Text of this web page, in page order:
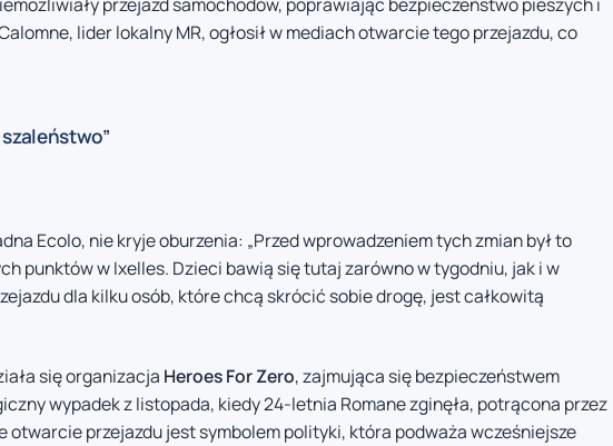
lider lokalny MR, ogłosił w mediach otwarcie tego przejazdu, co
Ecolo, nie kryje oburzenia: „Przed wprowadzeniem tych zmian był to
punktów w Ixelles. Dzieci bawią się tutaj zarówno w tygodniu, jak i w
dla kilku osób, które chcą skrócić sobie drogę, jest całkowitą
się organizacja Heroes For Zero, zajmująca się bezpieczeństwem
wypadek z listopada, kiedy 24-letnia Romane zginęła, potrącona przez
otwarcie przejazdu jest symbolem polityki, która podważa wcześniejsze